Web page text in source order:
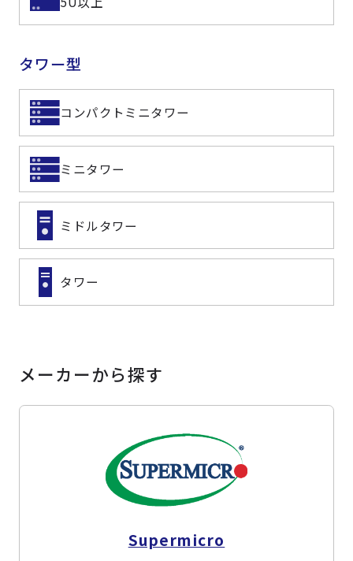
タワー型
コンパクトミニタワー
ミニタワー
ミドルタワー
タワー
メーカーから探す
Supermicro